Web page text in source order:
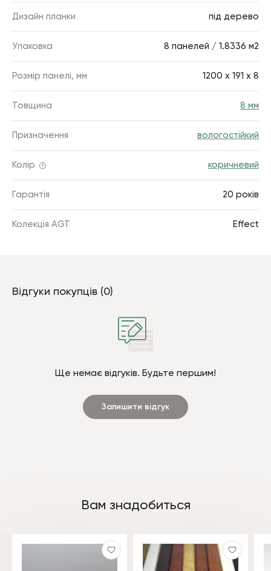
Дизайн планки під дерево
Упаковка 8 панелей / 1.8336 м2
Розмір панелі, мм 1200 х 191 х 8
Товщина 8 мм
Призначення вологостійкий
Колір коричневий
Гарантія 20 років
Колекція AGT Effect
Відгуки покупців (0)
Ще немає відгуків. Будьте першим!
Залишити відгук
Вам знадобиться